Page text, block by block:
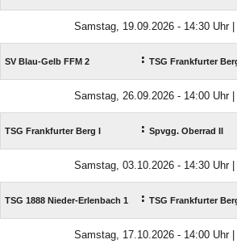
Samstag, 19.09.2026 - 14:30 Uhr
SV Blau-Gelb FFM 2 : TSG Frankfurter Berg
Samstag, 26.09.2026 - 14:00 Uhr
TSG Frankfurter Berg I : Spvgg. Oberrad II
Samstag, 03.10.2026 - 14:30 Uhr
TSG 1888 Nieder-Erlenbach 1 : TSG Frankfurter Berg
Samstag, 17.10.2026 - 14:00 Uhr